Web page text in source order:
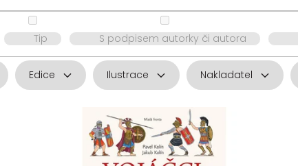
Tip S podpisem autorky či autora
Edice Ilustrace Nakladatel